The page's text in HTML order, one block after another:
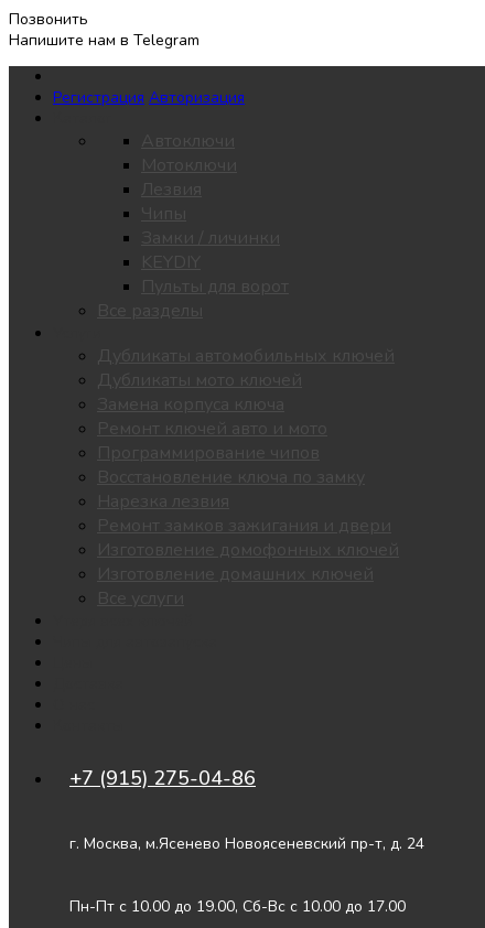
Позвонить
Напишите нам в Telegram
Регистрация Авторизация
Автоключи
Мотоключи
Лезвия
Замки / личинки
KEYDIY
Пульты для ворот
Все разделы
Дубликаты автомобильных ключей
Дубликаты мото ключей
Замена корпуса ключа
Ремонт ключей авто и мото
Программирование чипов
Восстановление ключа по замку
Нарезка лезвия
Ремонт замков зажигания и двери
Изготовление домофонных ключей
Изготовление домашних ключей
Все услуги
+7 (915) 275-04-86
г. Москва, м.Ясенево Новоясеневский пр-т, д. 24
Пн-Пт с 10.00 до 19.00, Сб-Вс с 10.00 до 17.00